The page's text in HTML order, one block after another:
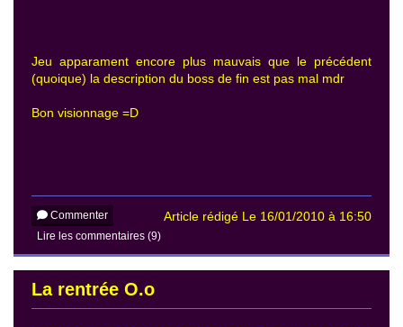
Jeu apparament encore plus mauvais que le précédent
(quoique) la description du boss de fin est pas mal mdr
Bon visionnage =D
Article rédigé Le 16/01/2010 à 16:50
Commenter
Lire les commentaires (9)
La rentrée O.o